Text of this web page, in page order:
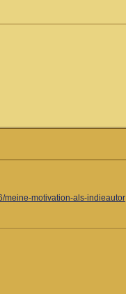
meine-motivation-als-indieautor